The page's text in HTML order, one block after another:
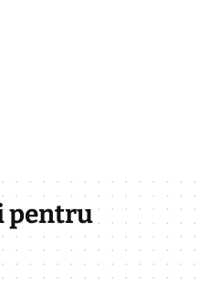
pentru